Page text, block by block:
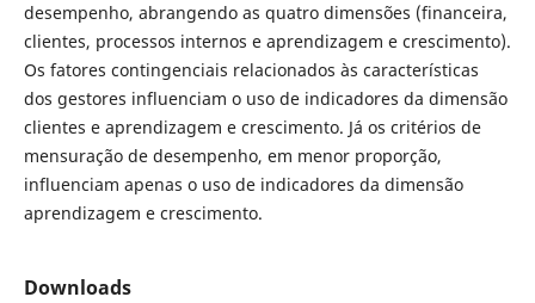
desempenho, abrangendo as quatro dimensões (financeira,
clientes, processos internos e aprendizagem e crescimento).
Os fatores contingenciais relacionados às características
dos gestores influenciam o uso de indicadores da dimensão
clientes e aprendizagem e crescimento. Já os critérios de
mensuração de desempenho, em menor proporção,
influenciam apenas o uso de indicadores da dimensão
aprendizagem e crescimento.
Downloads